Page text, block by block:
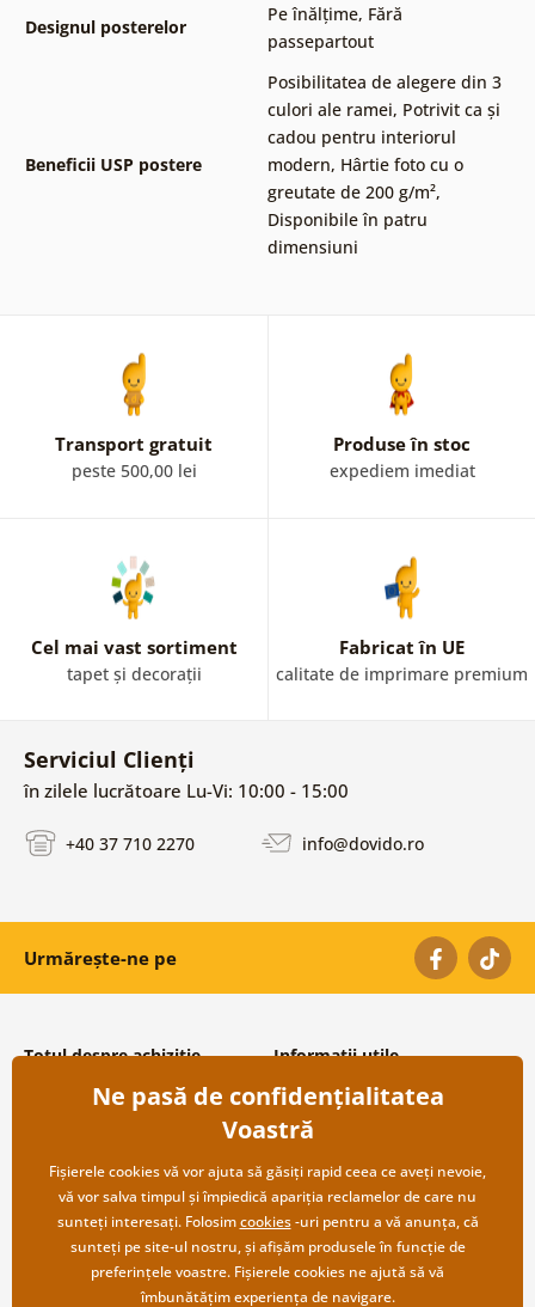
Designul posterelor
Pe înălțime, Fără
passepartout
Beneficii USP postere
Posibilitatea de alegere din 3
culori ale ramei, Potrivit ca și
cadou pentru interiorul
modern, Hârtie foto cu o
greutate de 200 g/m²,
Disponibile în patru
dimensiuni
Transport gratuit
peste 500,00 lei
Produse în stoc
expediem imediat
Cel mai vast sortiment
tapet și decorații
Fabricat în UE
calitate de imprimare premium
Serviciul Clienți
în zilele lucrătoare Lu-Vi: 10:00 - 15:00
+40 37 710 2270 info@dovido.ro
Urmărește-ne pe
Totul despre achiziție
Condiții și termeni generali
Protecția datelor personale
Transport și modalități de plată
Returnare
Informații utile
Despre noi
Întrebări frecvente
Contacte
Cooperare angro
Ne pasă de confidențialitatea
Voastră
Fișierele cookies vă vor ajuta să găsiți rapid ceea ce aveți nevoie,
vă vor salva timpul și împiedică apariția reclamelor de care nu
sunteți interesați. Folosimcookies-uri pentru a vă anunța, că
sunteți pe site-ul nostru, și afișăm produsele în funcție de
preferințele voastre. Fișierele cookies ne ajută să vă
îmbunătățim experiența de navigare.